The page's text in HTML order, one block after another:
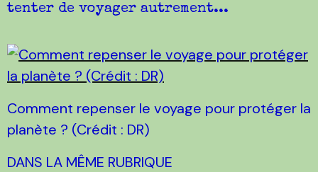
tenter de voyager autrement...
Comment repenser le voyage pour protéger la
planète ? (Crédit : DR)
DANS LA MÊME RUBRIQUE